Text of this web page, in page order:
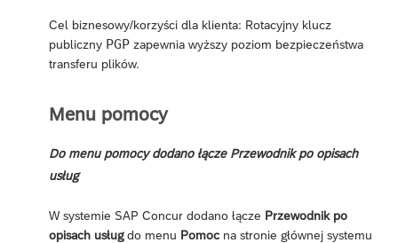
Cel biznesowy/korzyści dla klienta: Rotacyjny klucz
publiczny PGP zapewnia wyższy poziom bezpieczeństwa
transferu plików.
Menu pomocy
Do menu pomocy dodano łącze Przewodnik po opisach
usług
W systemie SAP Concur dodano łącze Przewodnik po
opisach usługdo menu Pomoc na stronie głównej systemu